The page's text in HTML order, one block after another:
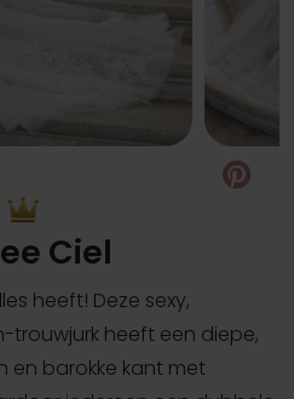
Ciel
heeft! Deze sexy,
trouwjurk heeft een diepe,
en barokke kant met